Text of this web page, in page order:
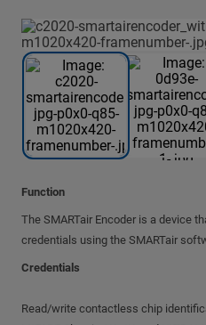
Function
The SMARTair Encoder is a device
credentials using the SMARTair
Credentials
Read/write contactless chip